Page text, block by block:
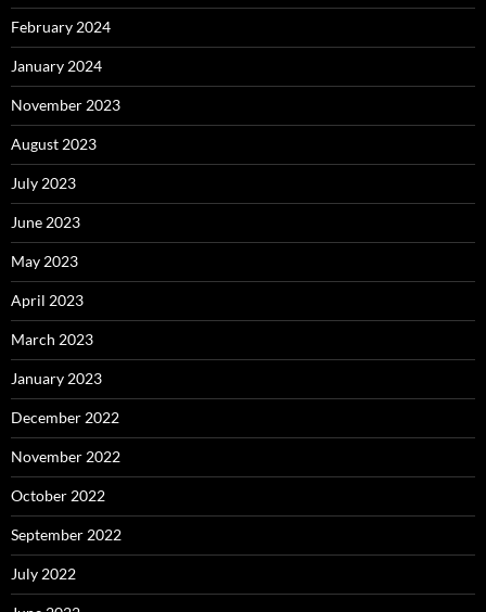
February 2024
January 2024
November 2023
August 2023
July 2023
June 2023
May 2023
April 2023
March 2023
January 2023
December 2022
November 2022
October 2022
September 2022
July 2022